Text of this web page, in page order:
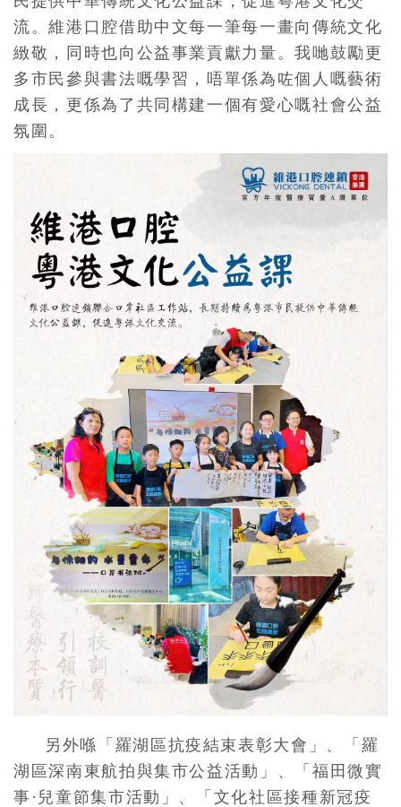
流。維港口腔借助中文每一筆每一畫向傳統文化
緻敬，同時也向公益事業貢獻力量。我哋鼓勵更
多市民參與書法嘅學習，唔單係為咗個人嘅藝術
成長，更係為了共同構建一個有愛心嘅社會公益
氛圍。
另外喺「羅湖區抗疫結束表彰大會」、「羅
湖區深南東航拍與集市公益活動」、「福田微實
事·兒童節集市活動」、「文化社區接種新冠疫